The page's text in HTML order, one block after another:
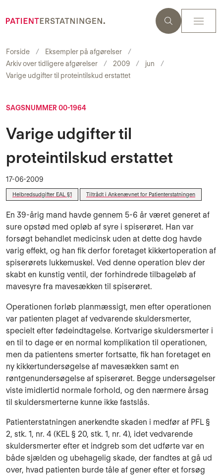
Forside
Eksempler på afgørelser
Arkiv over tidligere afgørelser
2009
jun
Varige udgifter til proteintilskud erstattet
SAGSNUMMER 00-1964
Varige udgifter til
proteintilskud erstattet
17-06-2009
Helbredsudgifter EAL §1 Tiltrådt i Ankenævnet for Patienterstatningen
En 39-årig mand havde gennem 5-6 år været generet af
sure opstød med opløb af syre i spiserøret. Han var
forsøgt behandlet medicinsk uden at dette dog havde
varig effekt, og han fik derfor foretaget kikkertoperation af
spiserørets lukkemuskel. Ved denne operation blev der
skabt en kunstig ventil, der forhindrede tilbageløb af
mavesyre fra mavesækken til spiserøret.
Operationen forløb planmæssigt, men efter operationen
var patienten plaget af vedvarende skuldersmerter,
specielt efter fødeindtagelse. Kortvarige skuldersmerter i
en til to dage er en normal komplikation til operationen,
men da patientens smerter fortsatte, fik han foretaget en
ny kikkertundersøgelse af mavesækken samt en
røntgenundersøgelse af spiserøret. Begge undersøgelser
viste imidlertid normale forhold, og den nærmere årsag
til skuldersmerterne kunne ikke fastslås.
Patienterstatningen anerkendte skaden i medfør af PFL §
2, stk. 1, nr. 4 (KEL § 20, stk. 1, nr. 4), idet vedvarende
skuldersmerter efter et indgreb som det udførte var en
både sjælden og ubehagelig skade, der fandtes at gå ud
over, hvad patienten burde tåle af gener efter et forsøg